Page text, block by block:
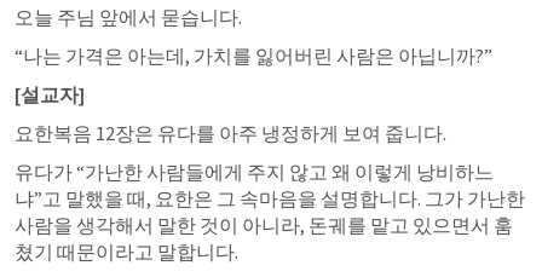
오늘 주님 앞에서 묻습니다.
“나는 가격은 아는데, 가치를 잃어버린 사람은 아닙니까?”
[설교자]
요한복음 12장은 유다를 아주 냉정하게 보여 줍니다.
유다가 “가난한 사람들에게 주지 않고 왜 이렇게 낭비하느
냐”고 말했을 때, 요한은 그 속마음을 설명합니다. 그가 가난한
사람을 생각해서 말한 것이 아니라, 돈궤를 맡고 있으면서 훔
쳤기 때문이라고 말합니다.